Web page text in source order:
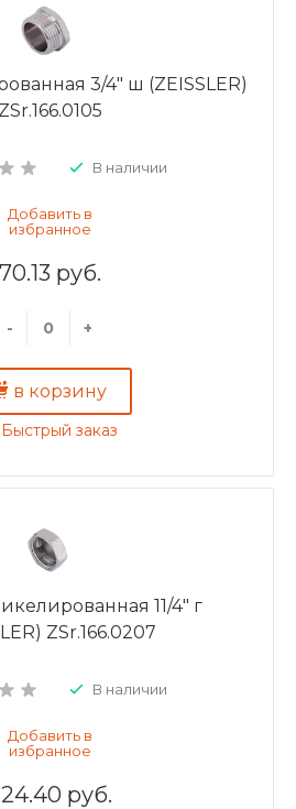
3/4" ш (ZEISSLER)
ZSr.166.0105
В наличии
70.13 руб.
- +
в корзину
Быстрый заказ
11/4" г
ZSr.166.0207
В наличии
руб.